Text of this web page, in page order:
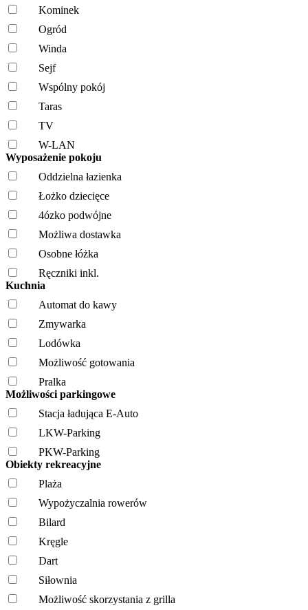
Kominek
Ogród
Winda
Sejf
Wspólny pokój
Taras
TV
W-LAN
Wyposażenie pokoju
Oddzielna łazienka
Łożko dziecięce
4ózko podwójne
Możliwa dostawka
Osobne łóżka
Ręczniki inkl.
Kuchnia
Automat do kawy
Zmywarka
Lodówka
Możliwość gotowania
Pralka
Możliwości parkingowe
Stacja ładująca E-Auto
LKW-Parking
PKW-Parking
Obiekty rekreacyjne
Plaża
Wypożyczalnia rowerów
Bilard
Kręgle
Dart
Siłownia
Możliwość skorzystania z grilla